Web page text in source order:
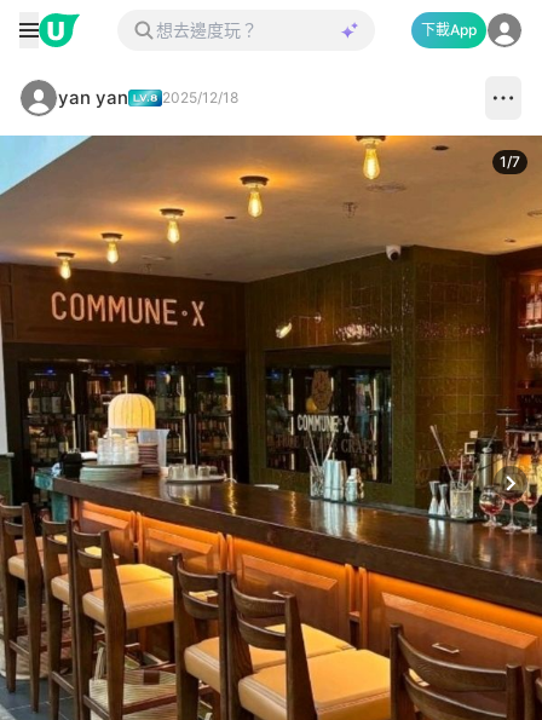
下載App
yan yan 2025/12/18
1/7